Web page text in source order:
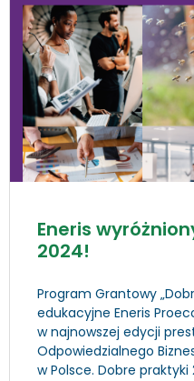
Eneris
2024!
Program Grantowy
edukacyjne Eneris
w najnowszej edycji
Odpowiedzialnego
w Polsce. Dobre praktyki